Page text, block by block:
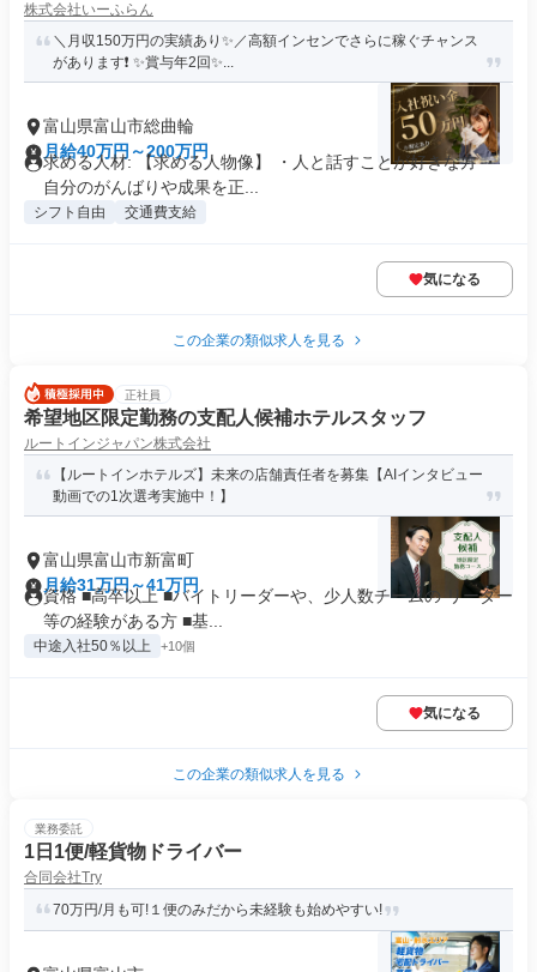
株式会社いーふらん
＼月収150万円の実績あり✨／高額インセンでさらに稼ぐチャンス
があります❗ ✨賞与年2回✨...
富山県富山市総曲輪
月給40万円～200万円
求める人材: 【求める人物像】 ・人と話すことが好きな方 ・
自分のがんばりや成果を正...
シフト自由 交通費支給
気になる
この企業の類似求人を見る
正社員
希望地区限定勤務の支配人候補ホテルスタッフ
ルートインジャパン株式会社
【ルートインホテルズ】未来の店舗責任者を募集【AIインタビュー
動画での1次選考実施中！】
富山県富山市新富町
月給31万円～41万円
資格 ■高卒以上 ■バイトリーダーや、少人数チームの リーダー
等の経験がある方 ■基...
中途入社50％以上 +10個
気になる
この企業の類似求人を見る
業務委託
1日1便/軽貨物ドライバー
合同会社Try
70万円/月も可!１便のみだから未経験も始めやすい!